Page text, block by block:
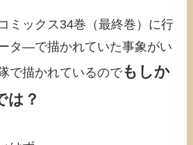
ミックス34巻（最終巻）に行
タ―で描かれていた事象がい
で描かれているのでもしか
は？